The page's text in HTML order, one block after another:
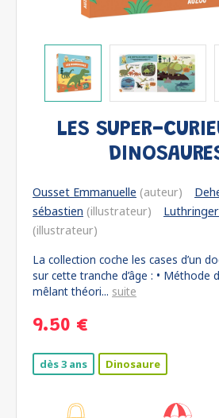
LES SUPER-
Ousset Emmanuelle (auteur)
sébastien (illustrateur)
(illustrateur)
La collection coche les cases d’un
sur cette tranche d’âge : • Méthode
mêlant théori... suite
9.50 €
dès 3 ans Dinosaure